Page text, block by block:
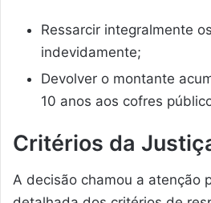
Ressarcir integralmente
indevidamente;
Devolver o montante
10 anos aos cofres
Critérios da
A decisão chamou a atenção